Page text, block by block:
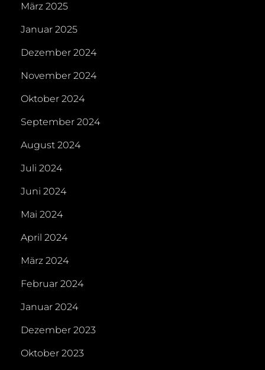
März 2025
Januar 2025
Dezember 2024
November 2024
Oktober 2024
September 2024
August 2024
Juli 2024
Juni 2024
Mai 2024
April 2024
März 2024
Februar 2024
Januar 2024
Dezember 2023
Oktober 2023